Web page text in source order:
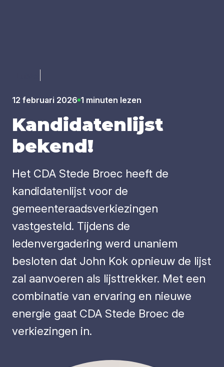
12 februari 2026 1 minuten lezen
Kan­di­da­ten­lijst
bekend!
Het CDA Stede Broec heeft de
kandidatenlijst voor de
gemeenteraadsverkiezingen
vastgesteld. Tijdens de
ledenvergadering werd unaniem
besloten dat John Kok opnieuw de lijst
zal aanvoeren als lijsttrekker. Met een
combinatie van ervaring en nieuwe
energie gaat CDA Stede Broec de
verkiezingen in.